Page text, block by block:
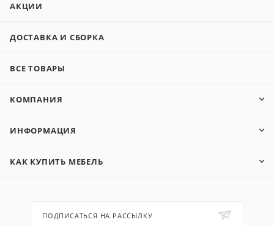
АКЦИИ
ДОСТАВКА И СБОРКА
ВСЕ ТОВАРЫ
КОМПАНИЯ
ИНФОРМАЦИЯ
КАК КУПИТЬ МЕБЕЛЬ
ПОДПИСАТЬСЯ НА РАССЫЛКУ